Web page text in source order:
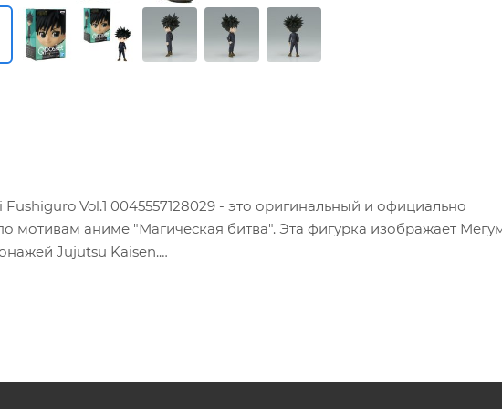
Vol.1 0045557128029 - это оригинальный и официально
мотивам аниме "Магическая битва". Эта фигурка изображает
Jujutsu Kaisen.